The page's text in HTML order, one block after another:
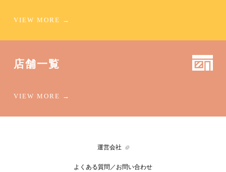
店舗一覧
運営会社
よくある質問／お問い合わせ